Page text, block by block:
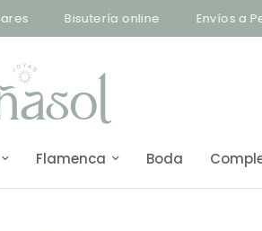
Bisutería online Envíos a
Flamenca Boda